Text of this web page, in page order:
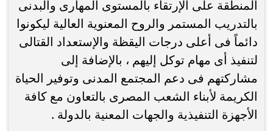
المنطقة على الإرتقاء بالمستوى المهارى والبدنى
بالتدريب المستمر والروح المعنوية العالية ليكونوا
دائماً فى أعلى درجات اليقظة والإستعداد القتالى
لتنفيذ أى مهام توكل إليهم ، بالإضافة إلى
مشاركتهم فى دعم المجتمع المدنى وتوفير الحياة
الكريمة لأبناء الشعب المصرى بالتعاون مع كافة
الأجهزة التنفيذية والجهات المعنية بالدولة .